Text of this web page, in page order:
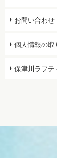
お問い合わせ
個人情報の取
保津川ラフテ